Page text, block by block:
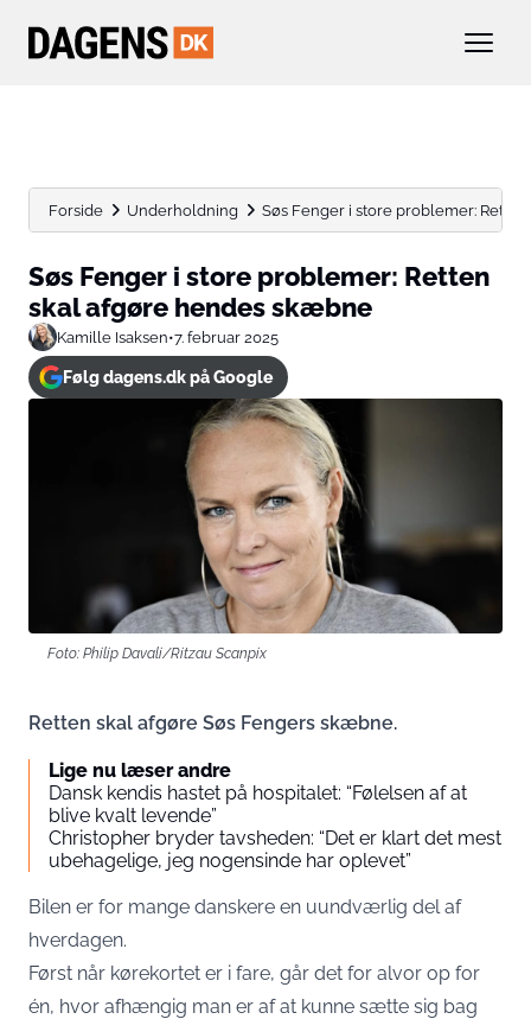
Forside Underholdning Søs Fenger i store problemer:
Søs Fenger i store problemer: Retten
skal afgøre hendes skæbne
Kamille Isaksen•7. februar 2025
Følg dagens.dk på Google
Foto: Philip Davali/Ritzau Scanpix
Retten skal afgøre Søs Fengers skæbne.
Lige nu læser andre
Dansk kendis hastet på hospitalet: “Følelsen af at
blive kvalt levende”
Christopher bryder tavsheden: “Det er klart det mest
ubehagelige, jeg nogensinde har oplevet”
Bilen er for mange danskere en uundværlig del af
hverdagen.
Først når kørekortet er i fare, går det for alvor op for
én, hvor afhængig man er af at kunne sætte sig bag